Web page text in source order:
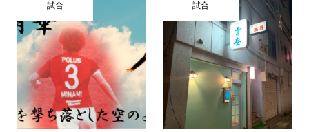
試合 試合